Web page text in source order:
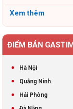
Xem thêm
ĐIỂM BÁN
Hà Nội
Quảng Ninh
Hải Phòng